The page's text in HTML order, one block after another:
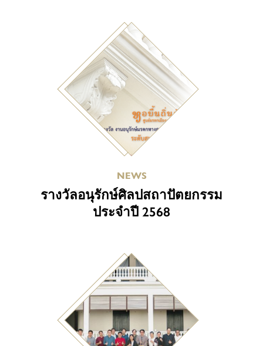
NEWS
รางวัลอนุรักษ์ศิลปสถาปัตยกรรม
ประจำปี 2568